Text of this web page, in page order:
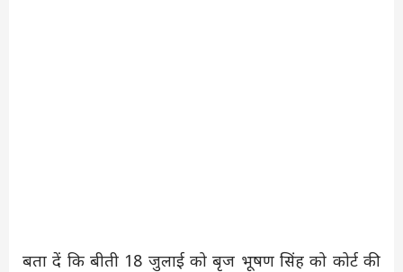
बता दें कि बीती 18 जुलाई को बृज भूषण सिंह को कोर्ट की